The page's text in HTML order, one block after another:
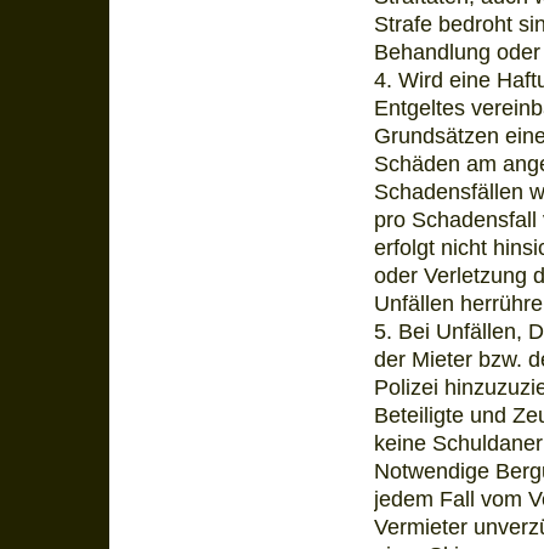
Strafe bedroht
Behandlung
4. Wird eine
Entgeltes
Grundsätzen
Schäden am
Schadensfällen
pro
erfolgt nicht
oder Verletzung
Unfällen
5. Bei Unfällen,
der Mieter bzw.
Polizei
Beteiligte und
keine
Notwendige
jedem Fall vom
Vermieter